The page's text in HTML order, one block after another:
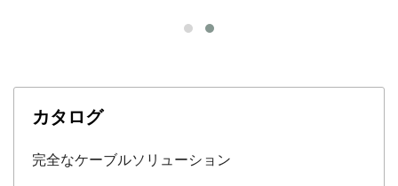
カタログ
完全なケーブルソリューション